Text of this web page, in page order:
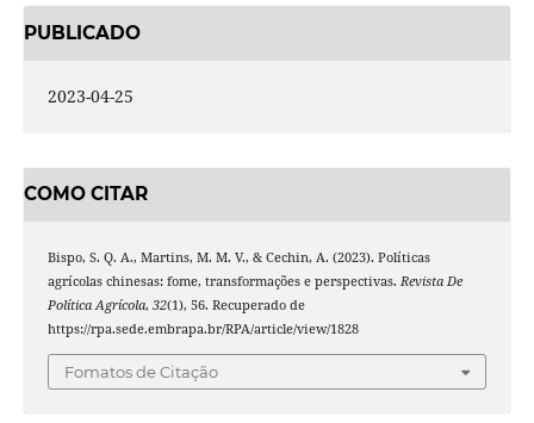
PUBLICADO
2023-04-25
COMO CITAR
Bispo, S. Q. A., Martins, M. M. V., & Cechin, A. (2023). Políticas
agrícolas chinesas: fome, transformações e perspectivas. Revista De
Política Agrícola, 32(1), 56. Recuperado de
https://rpa.sede.embrapa.br/RPA/article/view/1828
Fomatos de Citação